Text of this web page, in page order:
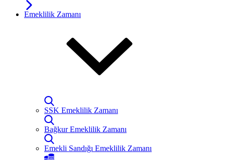
Emeklilik Zamanı
SSK Emeklilik Zamanı
Bağkur Emeklilik Zamanı
Emekli Sandığı Emeklilik Zamanı